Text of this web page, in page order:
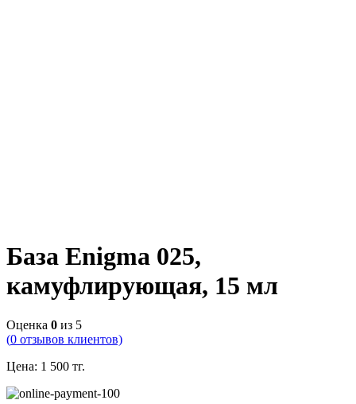
База Enigma 025,
камуфлирующая, 15 мл
Оценка 0 из 5
(0 отзывов клиентов)
Цена: 1 500 тг.